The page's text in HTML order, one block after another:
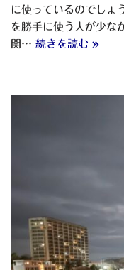
に使っているのでしょ
を勝手に使う人が少な
関… 続きを読む »